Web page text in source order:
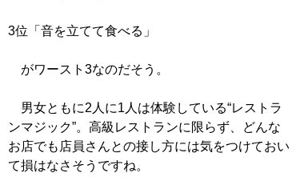
3位「音を立てて食べる」
がワースト3なのだそう。
男女ともに2人に1人は体験している“レストラ
ンマジック”。高級レストランに限らず、どんな
お店でも店員さんとの接し方には気をつけておい
て損はなさそうですね。